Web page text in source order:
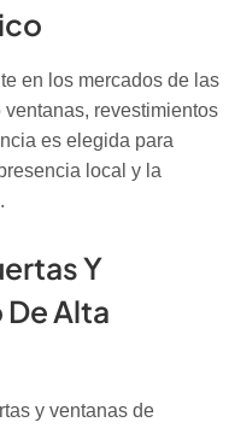
en los mercados de las
revestimientos
es elegida para
local y la
Y
Alta
y ventanas de